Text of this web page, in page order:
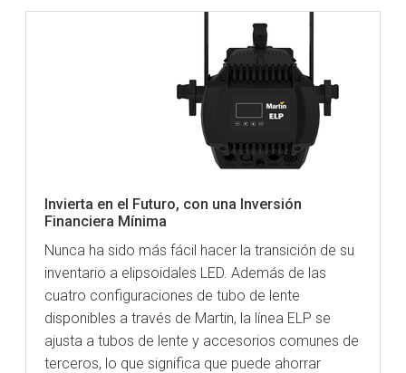
Invierta en el Futuro, con una Inversión
Financiera Mínima
Nunca ha sido más fácil hacer la transición de su
inventario a elipsoidales LED. Además de las
cuatro configuraciones de tubo de lente
disponibles a través de Martin, la línea ELP se
ajusta a tubos de lente y accesorios comunes de
terceros, lo que significa que puede ahorrar